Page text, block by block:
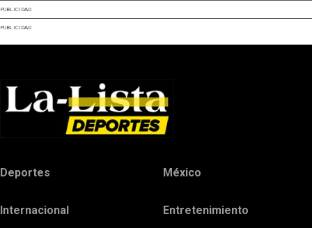
PUBLICIDAD
PUBLICIDAD
Deportes México
Internacional Entretenimiento